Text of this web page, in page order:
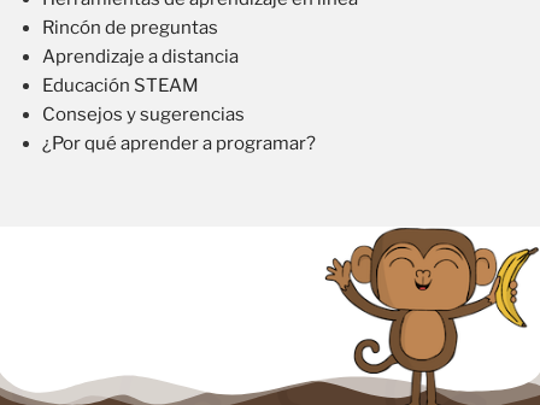
Rincón de preguntas
Aprendizaje a distancia
Educación STEAM
Consejos y sugerencias
¿Por qué aprender a programar?